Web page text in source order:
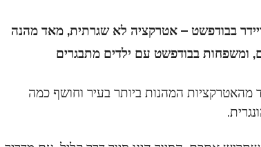
בבודפשט – אטרקציה לא שגרתית, מאד מהנה
ומשפחות בבודפשט עם ילדים מתבגרים
מהאטרקציות המהנות ביותר בעיר וחושף כמה